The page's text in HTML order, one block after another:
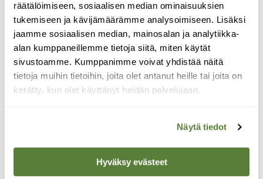
räätälöimiseen, sosiaalisen median ominaisuuksien
tukemiseen ja kävijämäärämme analysoimiseen. Lisäksi
jaamme sosiaalisen median, mainosalan ja analytiikka-
alan kumppaneillemme tietoja siitä, miten käytät
sivustoamme. Kumppanimme voivat yhdistää näitä
tietoja muihin tietoihin, joita olet antanut heille tai joita on
kerätty, kun olet käyttänyt heidän palvelujaan.
Näytä tiedot
Hyväksy evästeet